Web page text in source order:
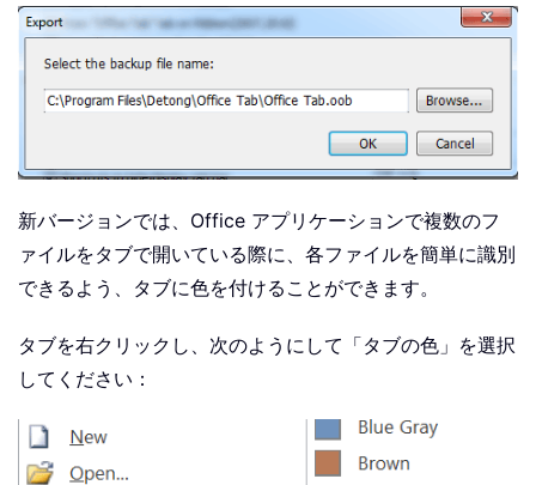
新バージョンでは、Office アプリケーションで複数のフ
ァイルをタブで開いている際に、各ファイルを簡単に識別
できるよう、タブに色を付けることができます。
タブを右クリックし、次のようにして「タブの色」を選択
してください：